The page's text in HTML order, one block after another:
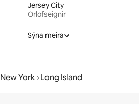
Jersey City
Orlofseignir
Sýna meira
New York Long Island